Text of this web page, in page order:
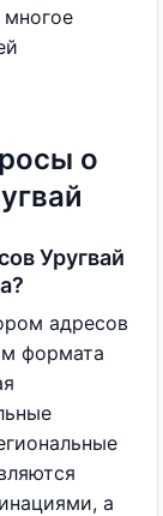
о
Уругвай
адресов
формата
а